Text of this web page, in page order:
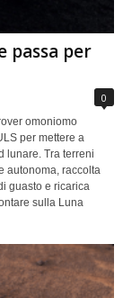
passa per
0
omoniomo
per mettere a
lunare. Tra terreni
autonoma, raccolta
guasto e ricarica
sulla Luna